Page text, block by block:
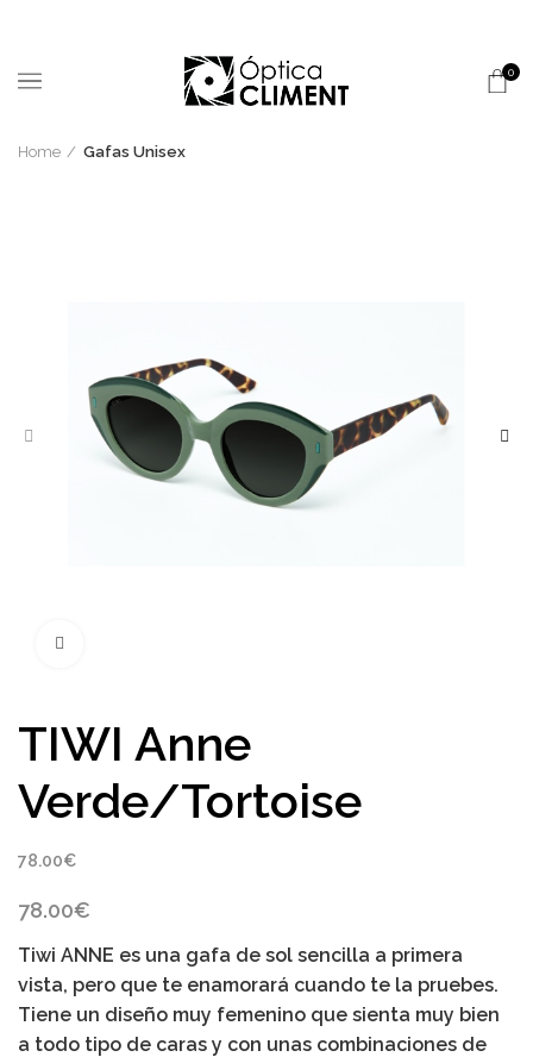
0
Home Gafas Unisex
TIWI Anne
Verde/Tortoise
78.00€
78.00€
Tiwi ANNE es una gafa de sol sencilla a primera
vista, pero que te enamorará cuando te la pruebes.
Tiene un diseño muy femenino que sienta muy bien
a todo tipo de caras y con unas combinaciones de